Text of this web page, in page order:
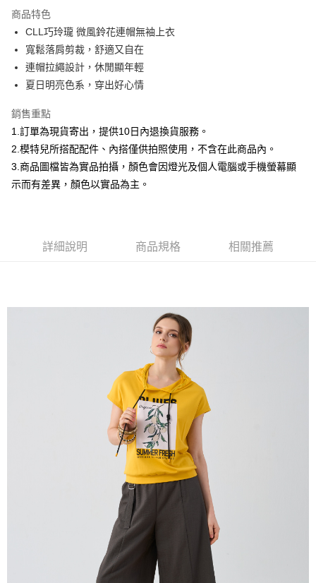
合作金庫商業銀行
華南商業銀行
彰化商業銀行
上海商業儲蓄銀行
國泰世華商業銀行
臺灣中小企業銀行
聯邦商業銀行
元大商業銀行
永豐商業銀行
台新國際商業銀行
中國信託商業銀行
台灣樂天信用卡公司
超商取貨付款
LINE Pay
Apple Pay
悠遊付
Google Pay
大哥付你分期
2.付款方式選擇「大哥付你分期」，訂單成立後會自動跳轉到大哥付的交易
流程，驗證手機門號後，選擇欲分期的期數、繳款截止日，確認付款後即完
1.分期款項不併入電信帳單，「大哥付你分期」於每月結算日後寄送繳費提
2.透過簡訊連結打開帳單後，可選擇「超商條碼／台灣大直營門市／銀行轉
帳／街口支付／iPASS MONEY」等通路繳費。
1.本服務係由「台灣大哥大股份有限公司」（以下簡稱本公司）所提供，讓
用戶於交易時，得透過本服務購買商品或服務，並由商店將買賣／分期付款
買賣價金債權讓與本公司後，依約使用本公司帳單繳交帳款。
2.基於同意付款使用「大哥付你分期」之契約關係目的，商店將以您的個人
資料（包含姓名、電話或地址）提供予台灣大哥大進項蒐集、處理及利用，
由本公司與您本人進行分期帳單所需資料之確認、核對及更正。
3.完整用戶服務條款，請詳閱以下連結：
https://oppay.tw/userRule
相關說明
２．便利：只要手機號碼，簡訊認證，即可結帳。
３．安心：先確認商品／服務後，再付款。
１．於結帳方式選擇「AFTEE先享後付」後，將跳轉至「AFTEE先享後付」
結帳頁面，進行簡訊認證並確認金額後，即可完成結帳。
２．訂單成立數日內，您將收到繳費通知簡訊。
３．收到繳費通知簡訊後14天內，點擊此簡訊中的連結，可透過四大超商／
ATM／網路銀行／等多元方式進行付款，方視為交易完成。
※ 請注意：結帳手續完成當下不需立刻繳費，但若您需要取消訂單，請聯絡
購買商品的店家。未經商家同意取消之訂單仍視為有效，需透過AFTEE先享
※ 交易是否成功請以「AFTEE先享後付 」之結帳頁面顯示為準，若有關於
是否繳費成功／繳費後需取消欲退款等相關疑問，請聯繫「AFTEE先享後付
https://netprotections.freshdesk.com/support/home
１．透過由恩沛科技股份有限公司提供之「AFTEE先享後付」服務完成之交
易，需依本服務之必要範圍內提供個人資料，並將交易相關給付款項請求債
權轉讓予恩沛科技股份有限公司。
２．關於個人資料處理事宜，請瀏覽以下網址：
https://aftee.tw/terms/#terms3
每筆NT$120，滿NT$2,000(含以上)免運費
每筆NT$120，滿NT$2,000(含以上)免運費
每筆NT$120，滿NT$2,000(含以上)免運費
商品特色
CLL巧玲瓏 微風鈴花連帽無袖上衣
寬鬆落肩剪裁，舒適又自在
連帽拉繩設計，休閒顯年輕
夏日明亮色系，穿出好心情
銷售重點
1.訂單為現貨寄出，提供10日內退換貨服務。
2.模特兒所搭配配件、內搭僅供拍照使用，不含在此商品內。
3.商品圖檔皆為實品拍攝，顏色會因燈光及個人電腦或手機螢幕顯
示而有差異，顏色以實品為主。
詳細說明 商品規格 相關推薦